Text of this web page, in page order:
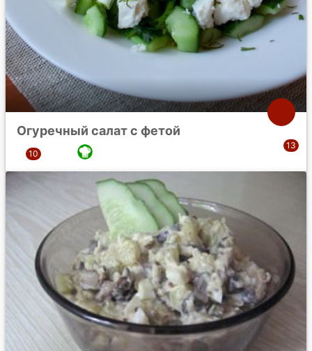
Огуречный салат с фетой